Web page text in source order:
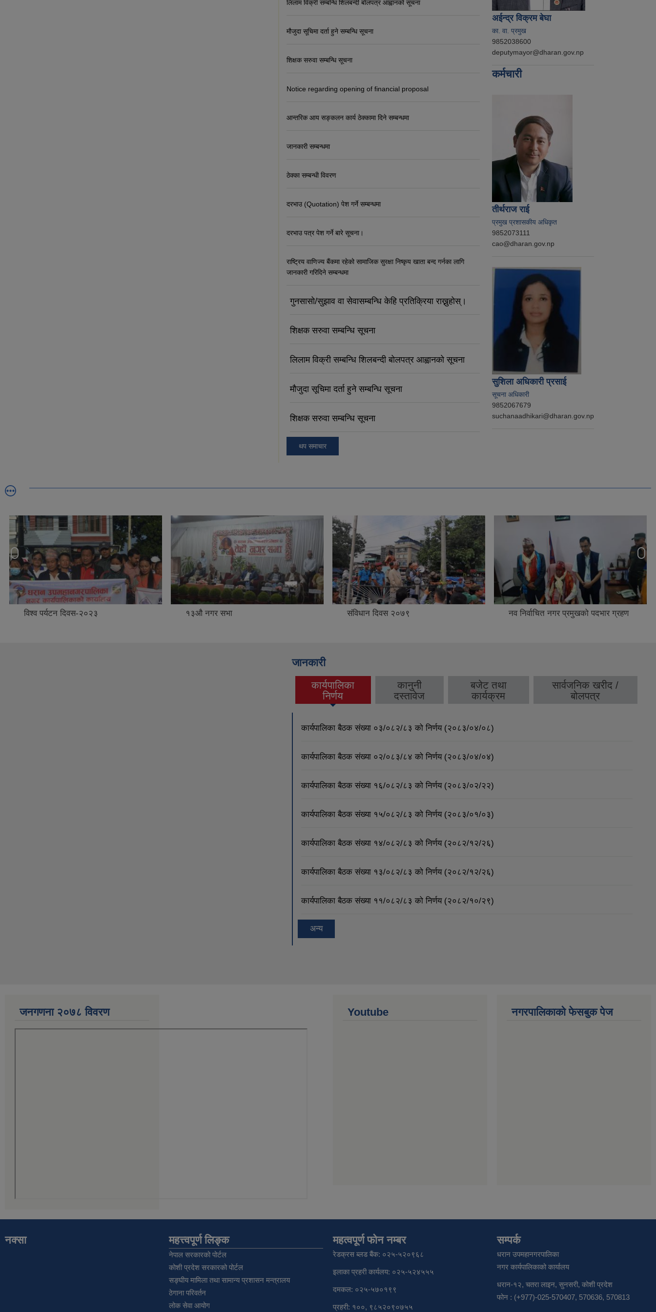
लिलाम विक्री सम्बन्धि शिलबन्दी बोलपत्र आह्वानको सूचना
मौजुदा सूचिमा दर्ता हुने सम्बन्धि सूचना
शिक्षक सरुवा सम्बन्धि सूचना
Notice regarding opening of financial proposal
आन्तरिक आय सङ्कलन कार्य ठेक्कामा दिने सम्बन्धमा
जानकारी सम्बन्धमा
ठेक्का सम्बन्धी विवरण
दरभाउ (Quotation) पेश गर्ने सम्बन्धमा
दरभाउ पत्र पेश गर्ने बारे सूचना।
राष्ट्रिय वाणिज्य बैंकमा रहेको सामाजिक सुरक्षा निष्कृय खाता बन्द गर्नका लागि
जानकारी गरिदिने सम्बन्धमा
गुनसासो/सुझाव वा सेवासम्बन्धि केहि प्रतिक्रिया राख्नुहोस्।
शिक्षक सरुवा सम्बन्धि सूचना
लिलाम विक्री सम्बन्धि शिलबन्दी बोलपत्र आह्वानको सूचना
मौजुदा सूचिमा दर्ता हुने सम्बन्धि सूचना
शिक्षक सरुवा सम्बन्धि सूचना
थप समाचार
अईन्द्र विक्रम बेघा
का. वा. प्रमुख
9852038600
deputymayor@dharan.gov.np
कर्मचारी
तीर्थराज राई
प्रमुख प्रशासकीय अधिकृत
9852073111
cao@dharan.gov.np
सुशिला अधिकारी प्रसाई
सूचना अधिकारी
9852067679
suchanaadhikari@dharan.gov.np
विश्व पर्यटन दिवस-२०२३ १३औ नगर सभा संविधान दिवस २०७९ नव निर्वाचित नगर प्रमुखको पदभार ग्रहण
जानकारी
कार्यपालिका
निर्णय
(active tab)
कानुनी
दस्तावेज
बजेट तथा
कार्यक्रम
सार्वजनिक खरीद /
बोलपत्र
कार्यपालिका बैठक संख्या ०३/०८२/८३ को निर्णय (२०८३/०४/०८)
कार्यपालिका बैठक संख्या ०२/०८३/८४ को निर्णय (२०८३/०४/०४)
कार्यपालिका बैठक संख्या १६/०८२/८३ को निर्णय (२०८३/०२/२२)
कार्यपालिका बैठक संख्या १५/०८२/८३ को निर्णय (२०८३/०१/०३)
कार्यपालिका बैठक संख्या १४/०८२/८३ को निर्णय (२०८२/१२/२६)
कार्यपालिका बैठक संख्या १३/०८२/८३ को निर्णय (२०८२/१२/२६)
कार्यपालिका बैठक संख्या ११/०८२/८३ को निर्णय (२०८२/१०/२९)
अन्य
जनगणना २०७८ विवरण Youtube नगरपालिकाको फेसबुक पेज
नक्सा महत्त्वपूर्ण लिङ्क
नेपाल सरकारको पोर्टल
कोशी प्रदेश सरकारको पोर्टल
सङ्‍घीय मामिला तथा सामान्य प्रशासन मन्त्रालय
ठेगाना परिवर्तन
लोक सेवा आयोग
महत्वपूर्ण फोन नम्बर
रेडक्रस ब्लड बैंक: ०२५-५२०९६८
इलाका प्रहरी कार्यलय: ०२५-५२४५५५
दमकल: ०२५-५७०१९९
प्रहरी: १००, ९८५२०९०७५५
सम्पर्क
धरान उपमहानगरपालिका
नगर कार्यपालिकाको कार्यालय
धरान-१२, चतरा लाइन, सुनसरी, कोशी प्रदेश
फोन : (+977)-025-570407, 570636, 570813